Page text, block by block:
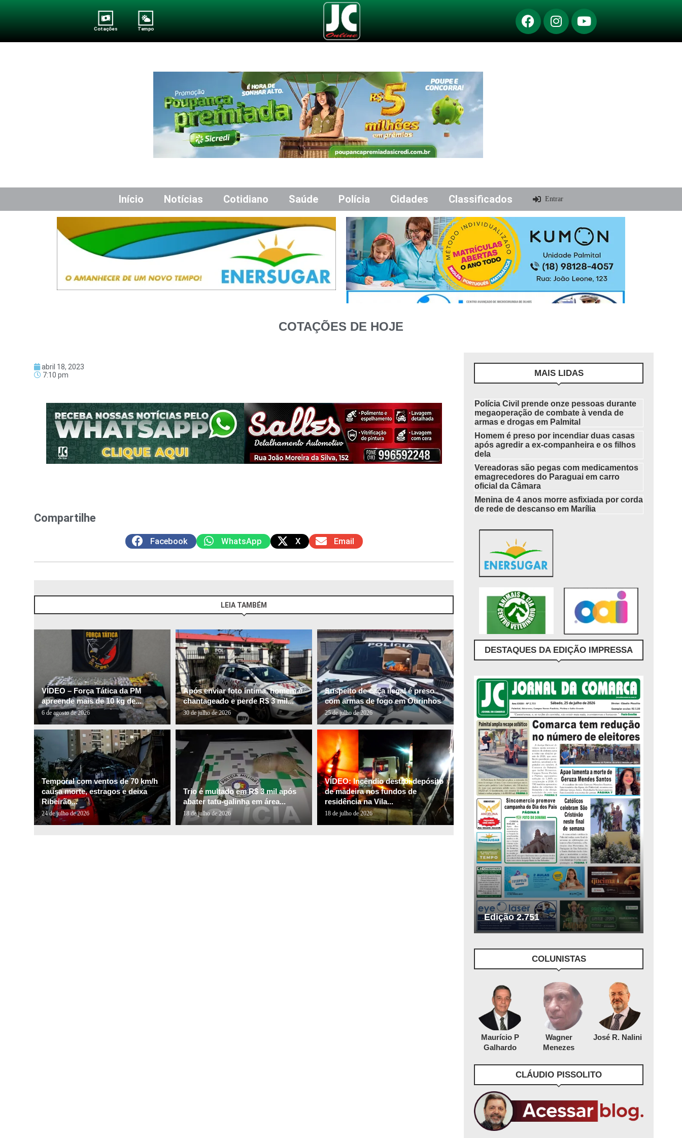
Cotações Tempo
Início Notícias Cotidiano Saúde Polícia Cidades Classificados Entrar
COTAÇÕES DE HOJE
abril 18, 2023
7:10 pm
Compartilhe
Facebook WhatsApp X Email
LEIA TAMBÉM
VÍDEO – Força Tática da PM
apreende mais de 10 kg de...
6 de agosto de 2026
Após enviar foto íntima, homem é
chantageado e perde R$ 3 mil...
30 de julho de 2026
Suspeito de caça ilegal é preso
com armas de fogo em Ourinhos
25 de julho de 2026
Temporal com ventos de 70 km/h
causa morte, estragos e deixa
Ribeirão...
24 de julho de 2026
Trio é multado em R$ 3 mil após
abater tatu-galinha em área...
18 de julho de 2026
VÍDEO: Incêndio destrói depósito
de madeira nos fundos de
residência na Vila...
18 de julho de 2026
MAIS LIDAS
Polícia Civil prende onze pessoas durante
megaoperação de combate à venda de
armas e drogas em Palmital
Homem é preso por incendiar duas casas
após agredir a ex-companheira e os filhos
dela
Vereadoras são pegas com medicamentos
emagrecedores do Paraguai em carro
oficial da Câmara
Menina de 4 anos morre asfixiada por corda
de rede de descanso em Marília
DESTAQUES DA EDIÇÃO IMPRESSA
Edição 2.751
COLUNISTAS
Maurício P
Galhardo
Wagner
Menezes
José R. Nalini
CLÁUDIO PISSOLITO